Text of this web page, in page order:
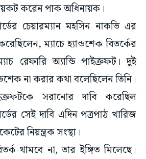
করেন পাক অধিনায়ক।
চেয়ারম্যান মহসিন নাকভি এর
ম্যাচে হ্যান্ডশেক বিতর্কের
রেফারি অ্যান্ডি পাইক্রফট। দুই
না করার কথা বলেছিলেন তিনি।
সরানোর দাবি করেছিল
সেই দাবি এদিন পত্রপাঠ খারিজ
নিয়ন্ত্রক সংস্থা।
থামবে না, তার ইঙ্গিত মিলেছে।